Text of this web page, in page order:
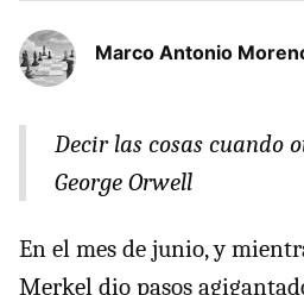
Marco Antonio
Decir las cosas cuando
George Orwell
En el mes de junio, y
Merkel dio pasos